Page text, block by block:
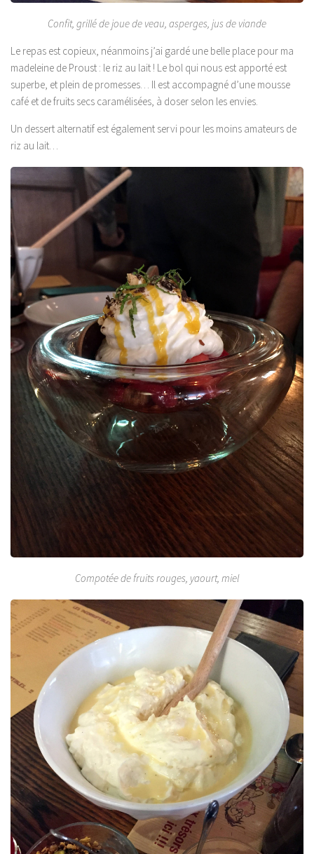
Confit, grillé de joue de veau, asperges, jus de viande
Le repas est copieux, néanmoins j’ai gardé une belle place pour ma
madeleine de Proust : le riz au lait ! Le bol qui nous est apporté est
superbe, et plein de promesses… Il est accompagné d’une mousse
café et de fruits secs caramélisées, à doser selon les envies.
Un dessert alternatif est également servi pour les moins amateurs de
riz au lait…
Compotée de fruits rouges, yaourt, miel